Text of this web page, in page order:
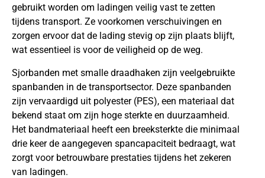
gebruikt worden om ladingen veilig vast te zetten
tijdens transport. Ze voorkomen verschuivingen en
zorgen ervoor dat de lading stevig op zijn plaats blijft,
wat essentieel is voor de veiligheid op de weg.
Sjorbanden met smalle draadhaken zijn veelgebruikte
spanbanden in de transportsector. Deze spanbanden
zijn vervaardigd uit polyester (PES), een materiaal dat
bekend staat om zijn hoge sterkte en duurzaamheid.
Het bandmateriaal heeft een breeksterkte die minimaal
drie keer de aangegeven spancapaciteit bedraagt, wat
zorgt voor betrouwbare prestaties tijdens het zekeren
van ladingen.